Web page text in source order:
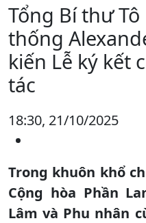
Tổng Bí thư
thống
kiến Lễ ký kết
tác
18:30, 21/10/2025
Trong khuôn khổ
Cộng hòa Phần
Lâm và Phu nhân